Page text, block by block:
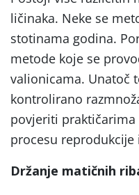
ličinaka. Neke se
stotinama godina.
metode koje se
valionicama. Unatoč
kontrolirano
povjeriti
procesu
Držanje matičnih